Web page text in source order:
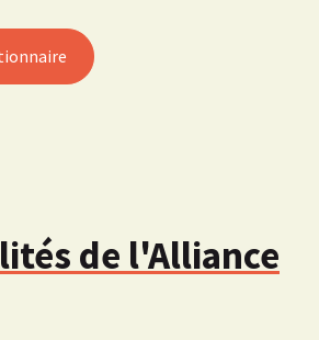
de l'Alliance